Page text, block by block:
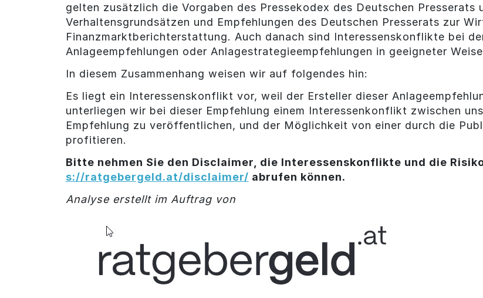
gelten zusätzlich die Vorgaben des Pressekodex des Deutschen Presserats
Verhaltensgrundsätzen und Empfehlungen des Deutschen Presserats zur
Finanzmarktberichterstattung. Auch danach sind Interessenskonflikte bei
Anlageempfehlungen oder Anlagestrategieempfehlungen in geeigneter
In diesem Zusammenhang weisen wir auf folgendes hin:
Es liegt ein Interessenskonflikt vor, weil der Ersteller dieser
unterliegen wir bei dieser Empfehlung einem Interessenkonflikt zwischen
Empfehlung zu veröffentlichen, und der Möglichkeit von einer durch die
profitieren.
Bitte nehmen Sie den Disclaimer, die Interessenskonflikte und die
s://ratgebergeld.at/disclaimer/ abrufen können.
Analyse erstellt im Auftrag von